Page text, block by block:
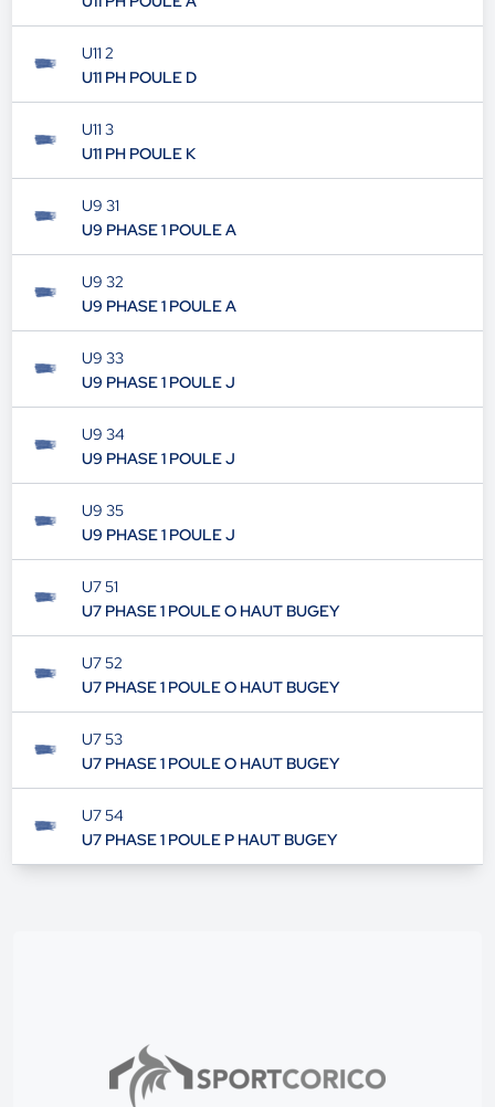
U11 2
U11 PH POULE D
U11 3
U11 PH POULE K
U9 31
U9 PHASE 1 POULE A
U9 32
U9 PHASE 1 POULE A
U9 33
U9 PHASE 1 POULE J
U9 34
U9 PHASE 1 POULE J
U9 35
U9 PHASE 1 POULE J
U7 51
U7 PHASE 1 POULE O HAUT BUGEY
U7 52
U7 PHASE 1 POULE O HAUT BUGEY
U7 53
U7 PHASE 1 POULE O HAUT BUGEY
U7 54
U7 PHASE 1 POULE P HAUT BUGEY